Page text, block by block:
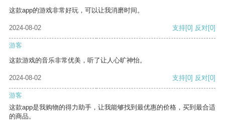
这款app的游戏非常好玩，可以让我消磨时间。
2024-08-02 支持[0] 反对[0]
游客
这款游戏的音乐非常优美，听了让人心旷神怡。
2024-08-02 支持[0] 反对[0]
游客
这款app是我购物的得力助手，让我能够找到最优惠的价格，买到最合适
的商品。